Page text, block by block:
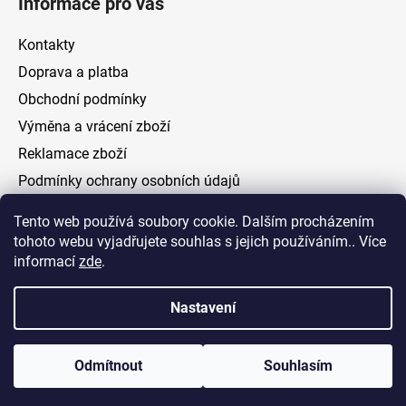
Tento web používá soubory cookie. Dalším procházením
tohoto webu vyjadřujete souhlas s jejich používáním.. Více
informací zde.
Nastavení
Odmítnout Souhlasím
Kontakty
Doprava a platba
Obchodní podmínky
Výměna a vrácení zboží
Reklamace zboží
Podmínky ochrany osobních údajů
Facebook
Vytvořil Shoptet
Copyright 2026ELOAS.cz
. Všechna práva vyhrazena.
Upravit nastavení cookies